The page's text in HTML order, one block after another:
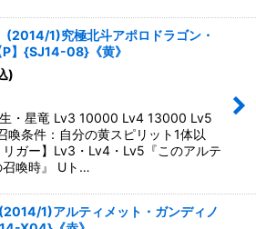
(2014/1)究極北斗アポロドラゴン・
P】{SJ14-08}《黄》
)
・星竜 Lv3 10000 Lv4 13000 Lv5
喚条件：自分の黄スピリット1体以
ガー】Lv3・Lv4・Lv5『このアルテ
召喚時』 Uト…
(2014/1)アルティメット・ガンディノ